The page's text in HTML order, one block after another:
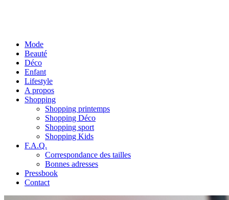
Mode
Beauté
Déco
Enfant
Lifestyle
A propos
Shopping
Shopping printemps
Shopping Déco
Shopping sport
Shopping Kids
F.A.Q.
Correspondance des tailles
Bonnes adresses
Pressbook
Contact